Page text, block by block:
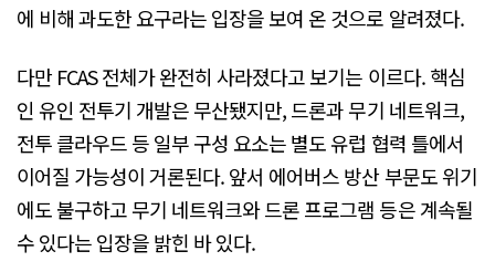
에 비해 과도한 요구라는 입장을 보여 온 것으로 알려졌다.
다만 FCAS 전체가 완전히 사라졌다고 보기는 이르다. 핵심
인 유인 전투기 개발은 무산됐지만, 드론과 무기 네트워크,
전투 클라우드 등 일부 구성 요소는 별도 유럽 협력 틀에서
이어질 가능성이 거론된다. 앞서 에어버스 방산 부문도 위기
에도 불구하고 무기 네트워크와 드론 프로그램 등은 계속될
수 있다는 입장을 밝힌 바 있다.